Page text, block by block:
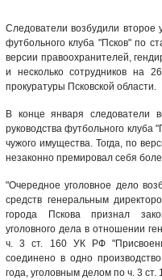
Следователи возбудили второе
футбольного клуба "Псков" по
версии правоохранителей,
и несколько сотрудников на
прокуратуры Псковской области.
В конце января следователи
руководства футбольного клуба
чужого имущества. Тогда, по
незаконно премировал себя
"Очередное уголовное дело
средств генеральным
города Пскова признал
уголовного дела в отношении
ч. 3 ст. 160 УК РФ
соединено в одно
года, уголовным делом по ч. 3